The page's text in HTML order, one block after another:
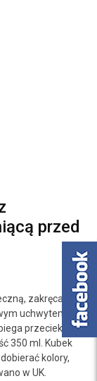
przed
zakręcaną
uchwytem.
przeciekaniu,
350 ml. Kubek
kolory,
w UK.